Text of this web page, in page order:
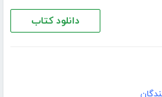
دانلود کتاب